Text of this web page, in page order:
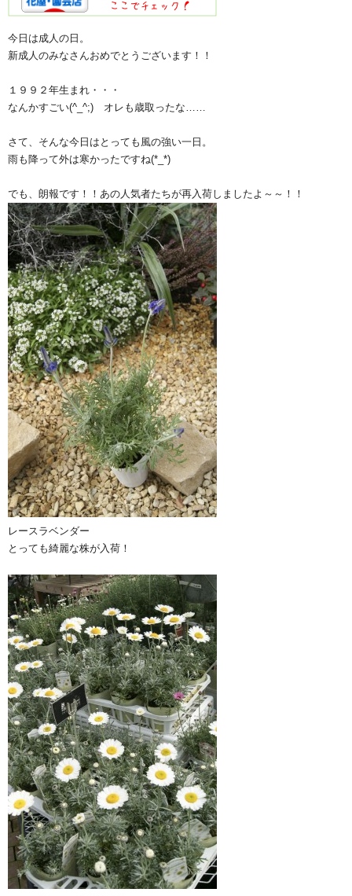
今日は成人の日。
新成人のみなさんおめでとうございます！！
１９９２年生まれ・・・
なんかすごい(^_^;) オレも歳取ったな……
さて、そんな今日はとっても風の強い一日。
雨も降って外は寒かったですね(*_*)
でも、朗報です！！あの人気者たちが再入荷しましたよ～～！！
レースラベンダー
とっても綺麗な株が入荷！